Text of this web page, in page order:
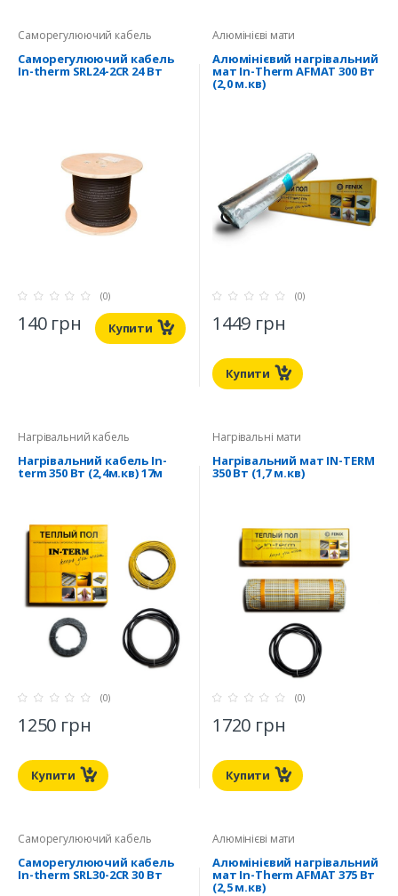
Саморегулюючий кабель
Саморегулюючий кабель
In-therm SRL24-2CR 24 Вт
(0)
140 грн Купити
Алюмінієві мати
Алюмінієвий нагрівальний
мат In-Therm AFMAT 300 Вт
(2,0 м.кв)
(0)
1449 грн
Купити
Нагрівальний кабель
Нагрівальний кабель In-
term 350 Вт (2,4м.кв) 17м
(0)
1250 грн
Купити
Нагрівальні мати
Нагрівальний мат IN-TERM
350 Вт (1,7 м.кв)
(0)
1720 грн
Купити
Саморегулюючий кабель
Саморегулюючий кабель
In-therm SRL30-2CR 30 Вт
Алюмінієві мати
Алюмінієвий нагрівальний
мат In-Therm AFMAT 375 Вт
(2,5 м.кв)